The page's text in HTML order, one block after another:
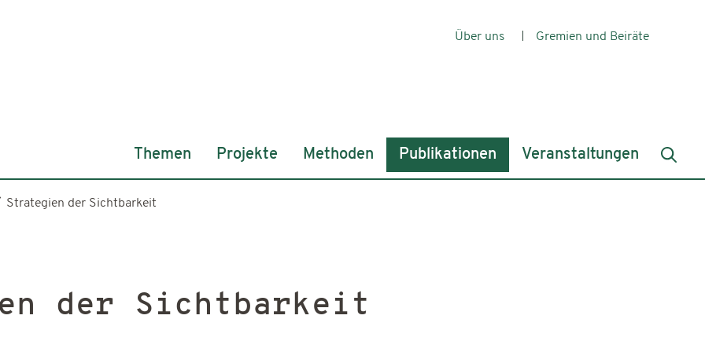
Über uns Gremien und Beiräte
Themen Projekte Methoden Publikationen Veranstaltungen
Strategien der Sichtbarkeit
der Sichtbarkeit